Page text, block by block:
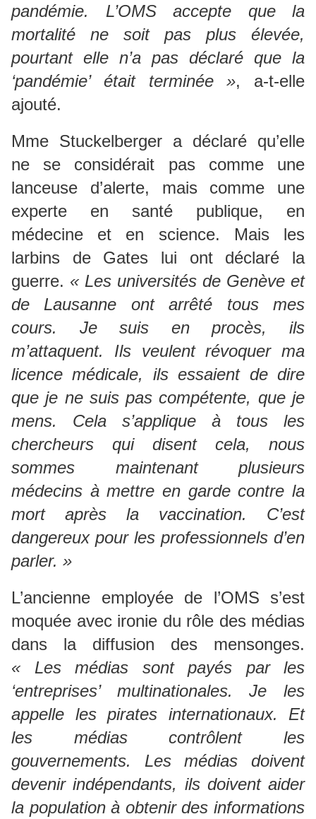
pandémie. L’OMS accepte que la
mortalité ne soit pas plus élevée,
pourtant elle n’a pas déclaré que la
‘pandémie’ était terminée », a-t-elle
ajouté.
Mme Stuckelberger a déclaré qu’elle
ne se considérait pas comme une
lanceuse d’alerte, mais comme une
experte en santé publique, en
médecine et en science. Mais les
larbins de Gates lui ont déclaré la
guerre. « Les universités de Genève et
de Lausanne ont arrêté tous mes
cours. Je suis en procès, ils
m’attaquent. Ils veulent révoquer ma
licence médicale, ils essaient de dire
que je ne suis pas compétente, que je
mens. Cela s’applique à tous les
chercheurs qui disent cela, nous
sommes maintenant plusieurs
médecins à mettre en garde contre la
mort après la vaccination. C’est
dangereux pour les professionnels d’en
parler. »
L’ancienne employée de l’OMS s’est
moquée avec ironie du rôle des médias
dans la diffusion des mensonges.
« Les médias sont payés par les
‘entreprises’ multinationales. Je les
appelle les pirates internationaux. Et
les médias contrôlent les
gouvernements. Les médias doivent
devenir indépendants, ils doivent aider
la population à obtenir des informations